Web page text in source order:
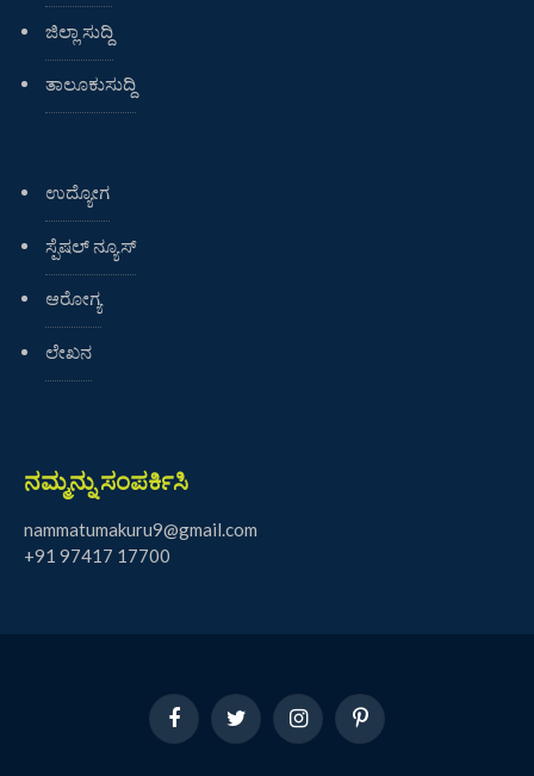
ಜಿಲ್ಲಾ ಸುದ್ದಿ
ತಾಲೂಕುಸುದ್ದಿ
ಉದ್ಯೋಗ
ಸ್ಪೆಷಲ್ ನ್ಯೂಸ್
ಆರೋಗ್ಯ
ಲೇಖನ
ನಮ್ಮನ್ನು ಸಂಪರ್ಕಿಸಿ
nammatumakuru9@gmail.com
+91 97417 17700
FacebookTwitter InstagramPinterest